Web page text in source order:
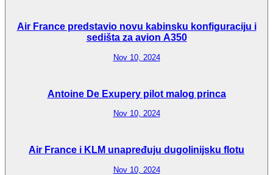
Air France predstavio novu kabinsku konfiguraciju i
sedišta za avion A350
Nov 10, 2024
Antoine De Exupery pilot malog princa
Nov 10, 2024
Air France i KLM unapređuju dugolinijsku flotu
Nov 10, 2024